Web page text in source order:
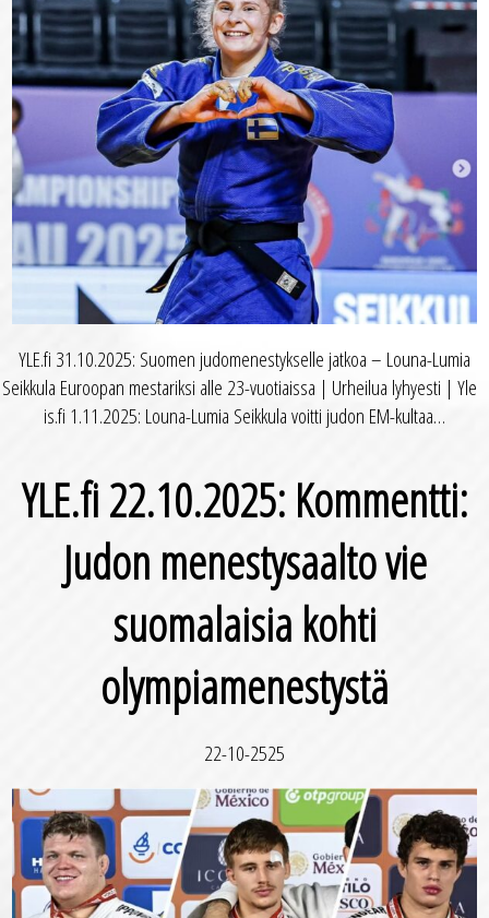
YLE.fi 31.10.2025: Suomen judo­menestykselle jatkoa – Louna-Lumia
Seikkula Euroopan mestariksi alle 23-vuotiaissa | Urheilua lyhyesti | Yle
is.fi 1.11.2025: Louna-Lumia Seikkula voitti judon EM-kultaa…
YLE.fi 22.10.2025: Kommentti:
Judon menestysaalto vie
suomalaisia kohti
olympiamenestystä
22-10-2525